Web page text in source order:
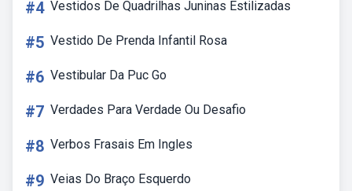
#4 Vestidos De Quadrilhas Juninas Estilizadas
#5 Vestido De Prenda Infantil Rosa
#6 Vestibular Da Puc Go
#7 Verdades Para Verdade Ou Desafio
#8 Verbos Frasais Em Ingles
#9 Veias Do Braço Esquerdo